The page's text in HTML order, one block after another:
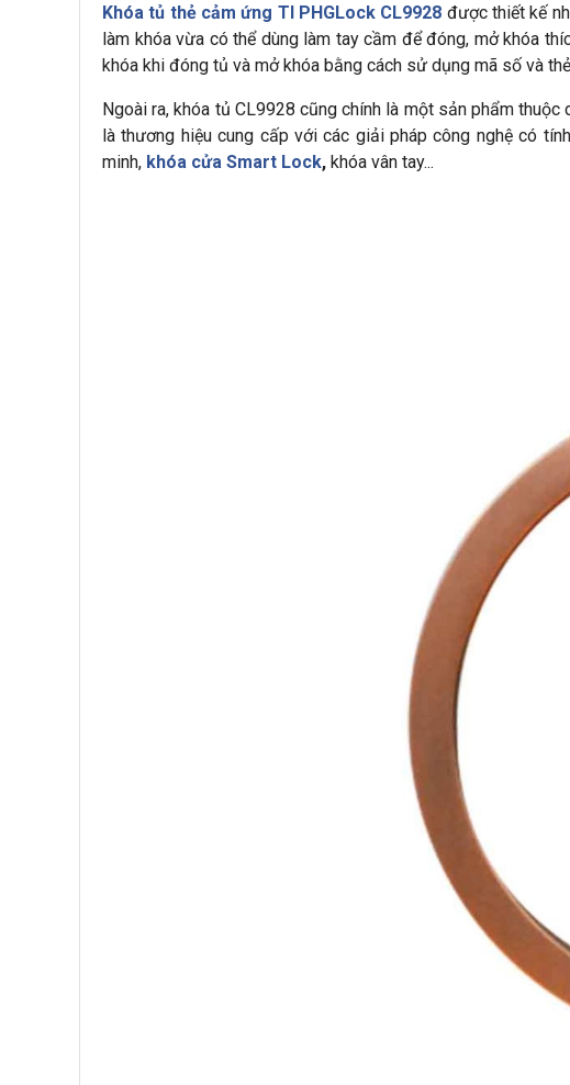
Khóa tủ thẻ cảm ứng TI PHGLock CL9928 được thiết kế
làm khóa vừa có thể dùng làm tay cầm để đóng, mở khóa
khóa khi đóng tủ và mở khóa bằng cách sử dụng mã số và
Ngoài ra, khóa tủ CL9928 cũng chính là một sản phẩm thuộc
là thương hiệu cung cấp với các giải pháp công nghệ có
minh, khóa cửa Smart Lock, khóa vân tay...